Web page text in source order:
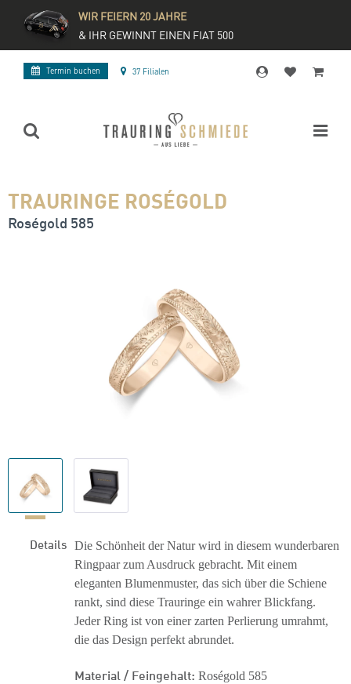
WIR FEIERN 20 JAHRE
& IHR GEWINNT EINEN FIAT 500
Termin buchen 37 Filialen
TRAURINGE ROSÉGOLD
Roségold 585
Details Die Schönheit der Natur wird in diesem wunderbaren
Ringpaar zum Ausdruck gebracht. Mit einem
eleganten Blumenmuster, das sich über die Schiene
rankt, sind diese Trauringe ein wahrer Blickfang.
Jeder Ring ist von einer zarten Perlierung umrahmt,
die das Design perfekt abrundet.
Material / Feingehalt: Roségold 585